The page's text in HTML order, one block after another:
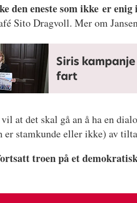
den eneste som ikke er
Sito Dragvoll. Mer om
Siris
fart
vil at det skal gå an å ha en
er stamkunde eller ikke) av
troen på et